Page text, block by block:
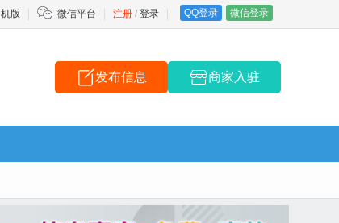
注册 / 登录 QQ登录 微信登录
版 微信平台
发布信息 商家入驻